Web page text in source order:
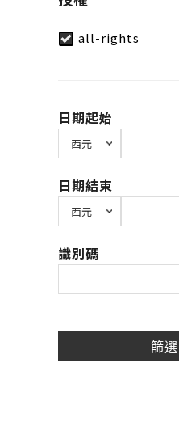
all-rights
日期起始
日期結束
識別碼